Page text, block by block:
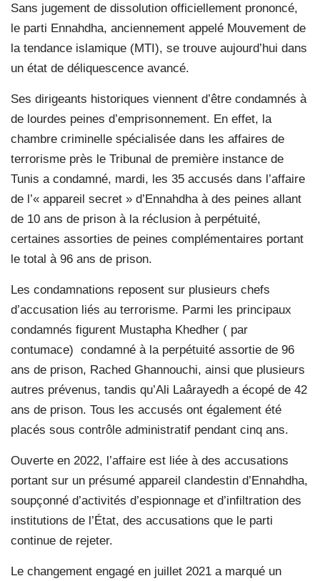
Sans jugement de dissolution officiellement prononcé,
le parti Ennahdha, anciennement appelé Mouvement de
la tendance islamique (MTI), se trouve aujourd’hui dans
un état de déliquescence avancé.
Ses dirigeants historiques viennent d’être condamnés à
de lourdes peines d’emprisonnement. En effet, la
chambre criminelle spécialisée dans les affaires de
terrorisme près le Tribunal de première instance de
Tunis a condamné, mardi, les 35 accusés dans l’affaire
de l’« appareil secret » d’Ennahdha à des peines allant
de 10 ans de prison à la réclusion à perpétuité,
certaines assorties de peines complémentaires portant
le total à 96 ans de prison.
Les condamnations reposent sur plusieurs chefs
d’accusation liés au terrorisme. Parmi les principaux
condamnés figurent Mustapha Khedher ( par
contumace) condamné à la perpétuité assortie de 96
ans de prison, Rached Ghannouchi, ainsi que plusieurs
autres prévenus, tandis qu’Ali Laârayedh a écopé de 42
ans de prison. Tous les accusés ont également été
placés sous contrôle administratif pendant cinq ans.
Ouverte en 2022, l’affaire est liée à des accusations
portant sur un présumé appareil clandestin d’Ennahdha,
soupçonné d’activités d’espionnage et d’infiltration des
institutions de l’État, des accusations que le parti
continue de rejeter.
Le changement engagé en juillet 2021 a marqué un